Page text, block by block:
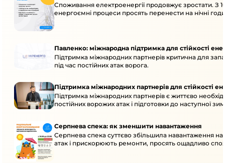
Споживання електроенергії продовжує зростати. З
енергоємні процеси просять перенести на нічні
Павленко: міжнародна підтримка для стійкості
Підтримка міжнародних партнерів критична для
під час постійних атак ворога.
Підтримка міжнародних партнерів для стійкості
Підтримка міжнародних партнерів є життєво
постійних ворожих атак і підготовки до наступної
Серпнева спека: як зменшити навантаження
Серпнева спека суттєво збільшила навантаження
атак і прискорюють ремонти, просять ощадливо